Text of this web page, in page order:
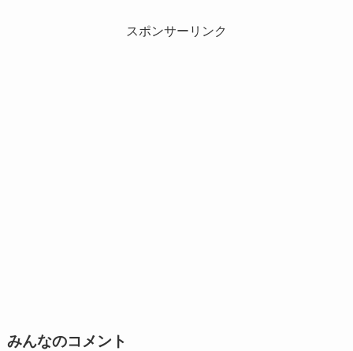
スポンサーリンク
みんなのコメント